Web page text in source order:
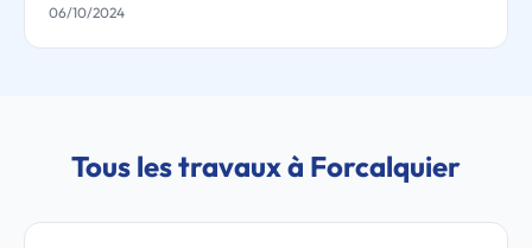
06/10/2024
Tous les travaux à Forcalquier